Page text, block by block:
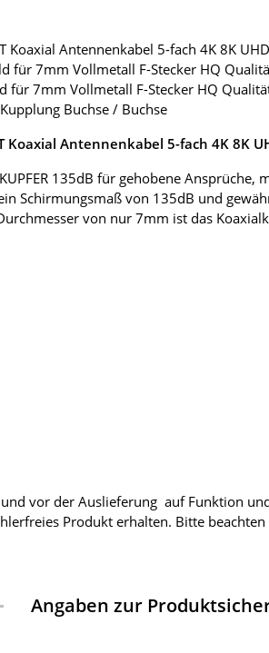
Antennenkabel 5-fach 4K 8K UHD
für 7mm Vollmetall F-Stecker HQ
für 7mm Vollmetall F-Stecker HQ
Buchse / Buchse
Koaxial Antennenkabel 5-fach 4K 8K
135dB für gehobene Ansprüche,
Schirmungsmaß von 135dB und
von nur 7mm ist das
vor der Auslieferung auf Funktion
Produkt erhalten. Bitte
Angaben zur